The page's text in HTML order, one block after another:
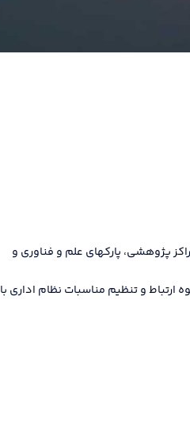
پژوهشی، پارکهای علم و فناوری و
و تنظیم مناسبات نظام اداری با